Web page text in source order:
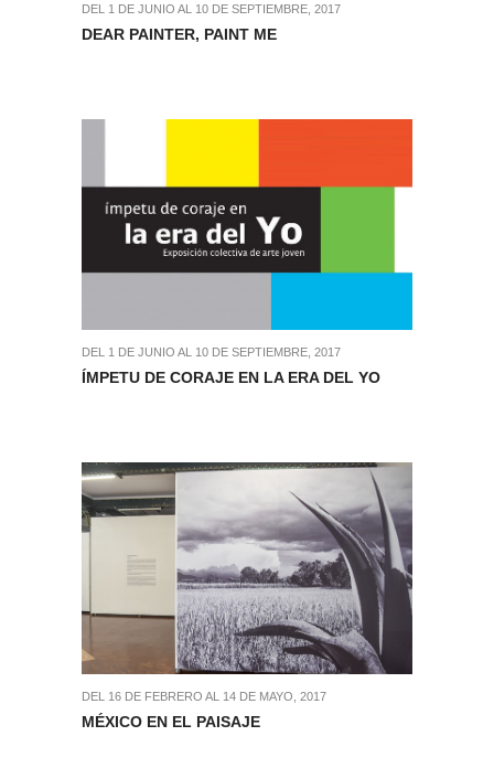
DEL 1 DE JUNIO AL 10 DE SEPTIEMBRE, 2017
DEAR PAINTER, PAINT ME
DEL 1 DE JUNIO AL 10 DE SEPTIEMBRE, 2017
ÍMPETU DE CORAJE EN LA ERA DEL YO
DEL 16 DE FEBRERO AL 14 DE MAYO, 2017
MÉXICO EN EL PAISAJE